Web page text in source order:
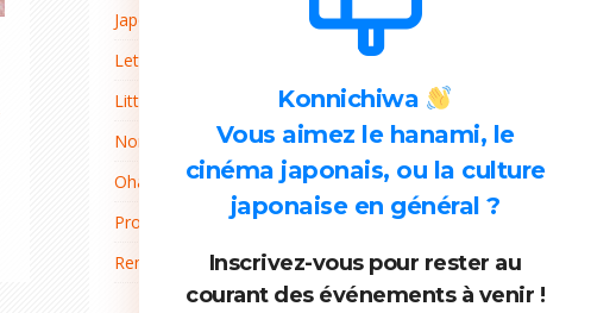
Konnichiwa
Vous aimez le hanami, le
cinéma japonais, ou la culture
japonaise en général ?
Inscrivez-vous pour rester au
courant des événements à venir !
Japon
Lettre d'adhérent
Littérature
Non classé
Ohana mi
Projets
Rentrée